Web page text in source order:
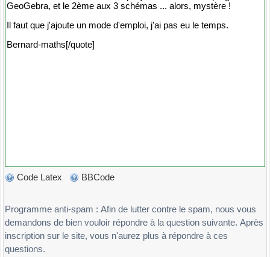
Code Latex BBCode
Programme anti-spam : Afin de lutter contre le spam, nous vous
demandons de bien vouloir répondre à la question suivante. Après
inscription sur le site, vous n'aurez plus à répondre à ces
questions.